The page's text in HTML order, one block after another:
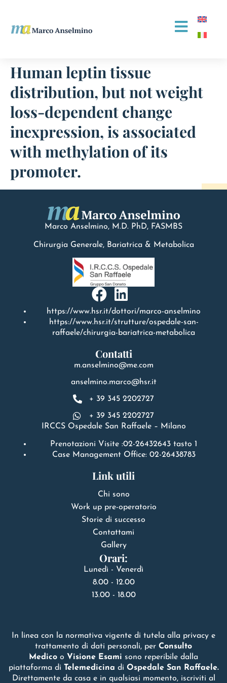
Human leptin tissue
distribution, but not weight
loss-dependent change
inexpression, is associated
with methylation of its
promoter.
Marco Anselmino, M.D. PhD, FASMBS
Chirurgia Generale, Bariatrica & Metabolica
https://www.hsr.it/dottori/marco-anselmino
https://www.hsr.it/strutture/ospedale-san-
raffaele/chirurgia-bariatrica-metabolica
Contatti
m.anselmino@me.com
anselmino.marco@hsr.it
+ 39 345 2202727
+ 39 345 2202727
IRCCS Ospedale San Raffaele – Milano
Prenotazioni Visite :02-26432643 tasto 1
Case Management Office: 02-26438783
Link utili
Chi sono
Work up pre-operatorio
Storie di successo
Contattami
Gallery
Orari:
Lunedì - Venerdì
8.00 - 12.00
13.00 - 18.00
In linea con la normativa vigente di tutela alla privacy e
trattamento di dati personali, per Consulto
Medico o Visione Esami sono reperibile dalla
piattaforma di Telemedicina di Ospedale San Raffaele.
Direttamente da casa e in qualsiasi momento, iscriviti al